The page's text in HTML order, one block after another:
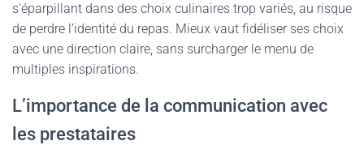
s’éparpillant dans des choix culinaires trop variés, au risque
de perdre l’identité du repas. Mieux vaut fidéliser ses choix
avec une direction claire, sans surcharger le menu de
multiples inspirations.
L’importance de la communication avec
les prestataires